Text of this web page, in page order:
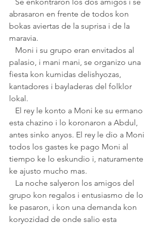
abrasaron en frente de todos kon
bokas aviertas de la suprisa i de la
maravia.
palasio, i mani mani, se organizo una
fiesta kon kumidas delishyozas,
kantadores i bayladeras del folklor
lokal.
esta chazino i lo koronaron a Abdul,
antes sinko anyos. El rey le dio a Moni
todos los gastes ke pago Moni al
tiempo ke lo eskundio i, naturamente
ke ajusto mucho mas.
grupo kon regalos i entusiasmo de lo
ke pasaron, i kon una demanda kon
koryozidad de onde salio esta